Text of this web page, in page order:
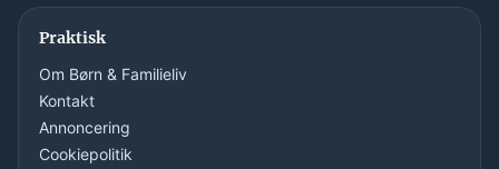
Praktisk
Om Børn & Familieliv
Kontakt
Annoncering
Cookiepolitik